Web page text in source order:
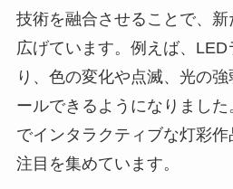
技術を融合させることで、
広げています。例えば、LED
り、色の変化や点滅、光の
ールできるようになりまし
でインタラクティブな灯彩
注目を集めています。